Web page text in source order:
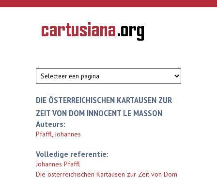
Overslaan en naar de inhoud gaan
CARTUSIANA
Geschiedenis
van de
DIE ÖSTERREICHISCHEN KARTAUSEN ZUR
ZEIT VON DOM INNOCENT LE MASSON
Auteurs:
Pfaffl, Johannes
Volledige referentie:
Johannes Pfaffl
Die österreichischen Kartausen zur Zeit von Dom